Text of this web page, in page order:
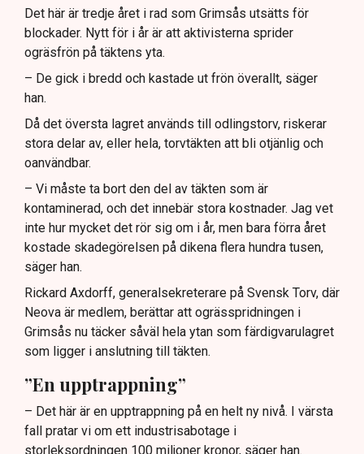
Det här är tredje året i rad som Grimsås utsätts för
blockader. Nytt för i år är att aktivisterna sprider
ogräsfrön på täktens yta.
– De gick i bredd och kastade ut frön överallt, säger
han.
Då det översta lagret används till odlingstorv, riskerar
stora delar av, eller hela, torvtäkten att bli otjänlig och
oanvändbar.
– Vi måste ta bort den del av täkten som är
kontaminerad, och det innebär stora kostnader. Jag vet
inte hur mycket det rör sig om i år, men bara förra året
kostade skadegörelsen på dikena flera hundra tusen,
säger han.
Rickard Axdorff, generalsekreterare på Svensk Torv, där
Neova är medlem, berättar att ogrässpridningen i
Grimsås nu täcker såväl hela ytan som färdigvarulagret
som ligger i anslutning till täkten.
”En upptrappning”
– Det här är en upptrappning på en helt ny nivå. I värsta
fall pratar vi om ett industrisabotage i
storleksordningen 100 miljoner kronor, säger han.